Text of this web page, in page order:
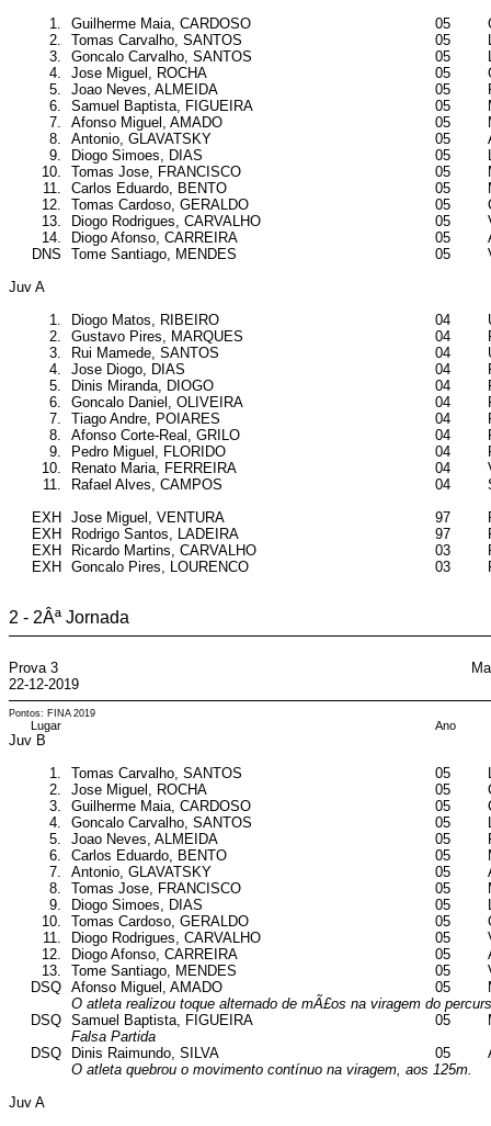
1.
Guilherme Maia, CARDOSO 05
2.
Tomas Carvalho, SANTOS 05
3.
Goncalo Carvalho, SANTOS 05
4.
Jose Miguel, ROCHA 05
5.
Joao Neves, ALMEIDA 05
6.
Samuel Baptista, FIGUEIRA 05
7.
Afonso Miguel, AMADO 05
8.
Antonio, GLAVATSKY 05
9.
Diogo Simoes, DIAS 05
10.
Tomas Jose, FRANCISCO 05
11.
Carlos Eduardo, BENTO 05
12.
Tomas Cardoso, GERALDO 05
13.
Diogo Rodrigues, CARVALHO 05
14.
Diogo Afonso, CARREIRA 05
DNS
Tome Santiago, MENDES 05
Juv A
1.
Diogo Matos, RIBEIRO 04
2.
Gustavo Pires, MARQUES 04
3.
Rui Mamede, SANTOS 04
4.
Jose Diogo, DIAS 04
5.
Dinis Miranda, DIOGO 04
6.
Goncalo Daniel, OLIVEIRA 04
7.
Tiago Andre, POIARES 04
8.
Afonso Corte-Real, GRILO 04
9.
Pedro Miguel, FLORIDO 04
10.
Renato Maria, FERREIRA 04
11.
Rafael Alves, CAMPOS 04
EXH
Jose Miguel, VENTURA 97
EXH
Rodrigo Santos, LADEIRA 97
EXH
Ricardo Martins, CARVALHO 03
EXH
Goncalo Pires, LOURENCO 03
2 - 2Âª Jornada
Prova 3
22-12-2019
Pontos: FINA 2019
Lugar Ano
Juv B
1.
Tomas Carvalho, SANTOS 05
2.
Jose Miguel, ROCHA 05
3.
Guilherme Maia, CARDOSO 05
4.
Goncalo Carvalho, SANTOS 05
5.
Joao Neves, ALMEIDA 05
6.
Carlos Eduardo, BENTO 05
7.
Antonio, GLAVATSKY 05
8.
Tomas Jose, FRANCISCO 05
9.
Diogo Simoes, DIAS 05
10.
Tomas Cardoso, GERALDO 05
11.
Diogo Rodrigues, CARVALHO 05
12.
Diogo Afonso, CARREIRA 05
13.
Tome Santiago, MENDES 05
DSQ Afonso Miguel, AMADO 05
O atleta realizou toque alternado de mÃ£os na viragem do
DSQ Samuel Baptista, FIGUEIRA 05
Falsa Partida
DSQ
Dinis Raimundo, SILVA 05
O atleta quebrou o movimento contínuo na viragem, aos 125m.
Juv A